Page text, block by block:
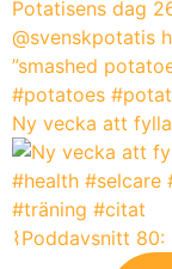
Ny vecka att
⌇Poddavsnitt